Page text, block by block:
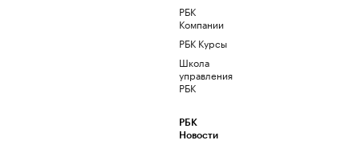
РБК
Компании
РБК Курсы
Школа
управления
РБК
РБК
Новости